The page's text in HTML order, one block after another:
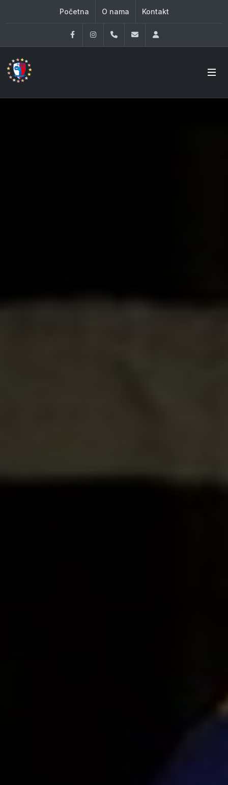
Početna O nama Kontakt
FacebookInstagram060 33 86 930